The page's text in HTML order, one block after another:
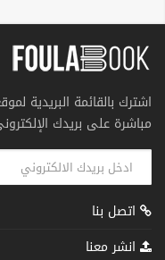
اشترك بالقائمة البريدية
مباشرة على بريدك
اتصل بنا
انشر معنا